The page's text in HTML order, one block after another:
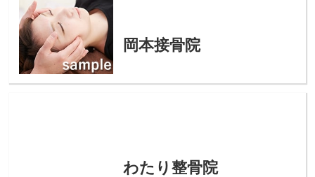
岡本接骨院
わたり整骨院